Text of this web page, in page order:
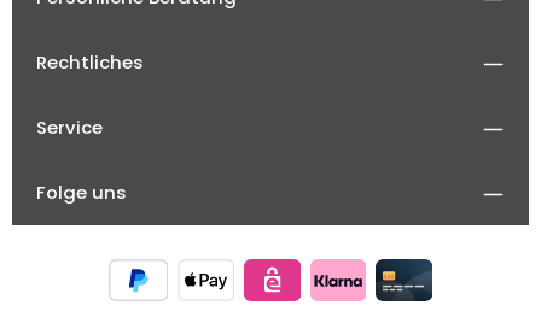
Rechtliches
Service
Folge uns